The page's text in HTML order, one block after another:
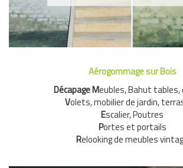
Demandez un devis
Aérogommage sur Bois
Décapage Meubles, Bahut tables,
Volets, mobilier de jardin,
Escalier, Poutres
Portes et portails
Relooking de meubles